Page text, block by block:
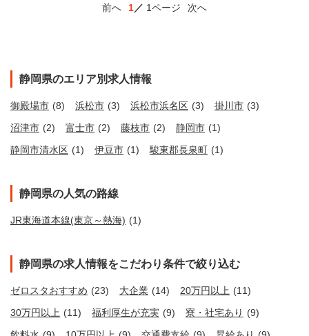
前へ 1 1ページ 次へ
静岡県のエリア別求人情報
御殿場市 (8) 浜松市 (3) 浜松市浜名区 (3) 掛川市 (3)
沼津市 (2) 富士市 (2) 藤枝市 (2) 静岡市 (1)
静岡市清水区 (1) 伊豆市 (1) 駿東郡長泉町 (1)
静岡県の人気の路線
JR東海道本線(東京～熱海) (1)
静岡県の求人情報をこだわり条件で絞り込む
ゼロスタおすすめ (23) 大企業 (14) 20万円以上 (11)
30万円以上 (11) 福利厚生が充実 (9) 寮・社宅あり (9)